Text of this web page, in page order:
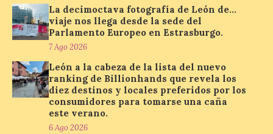
así localizar el lugar ideal
para observar el eclipse
solar del 12 de agosto de 2026 sin
obstáculos. El visor es una herramienta a
Paradores renueva su
compromiso con La Vuelta
como patrocinador oficial
La decimoctava fotografía de León de…
viaje nos llega desde la sede del
Parlamento Europeo en Estrasburgo.
7 Ago 2026
León a la cabeza de la lista del nuevo
ranking de Billionhands que revela los
diez destinos y locales preferidos por los
consumidores para tomarse una caña
este verano.
6 Ago 2026